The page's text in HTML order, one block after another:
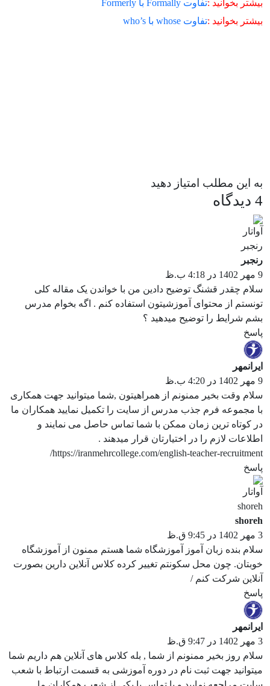
بیشتر بخوانید :تفاوت Formally با Formerly
بیشتر بخوانید :تفاوت whose با who’s
به این مطلب امتیاز دهید
4 دیدگاه
رنجبر
9 مهر 1402 در 4:18 ب.ظ
سلام چقدر قشنگ توضیح دادین من با خواندن یک مقاله کلی
تونستم از محتوای آموزشیتون استفاده کنم . اگه بخوام مدرس
بشم شرایط را توضیح میدهید ؟
پاسخ
ایرانمهر
9 مهر 1402 در 4:20 ب.ظ
سلام وقت بخیر ممنونم از همراهیتون ,شما میتوانید جهت همکاری
با مجموعه فرم جذب مدرس از سایت را تکمیل نمایید همکاران ما
در کوتاه ترین زمان ممکن با شما تماس حاصل می نمایند و
اطلاعات لازم را در اختیارتان قرار میدهند .
https://iranmehrcollege.com/english-teacher-recruitment/
پاسخ
shoreh
3 مهر 1402 در 9:45 ق.ظ
سلام بنده زبان آموز آموزشگاه شما هستم ممنون از آموزشگاه
خوبتان. چون محل سکونتم تغییر کرده کلاس آنلاین دارین بصورت
آنلاین شرکت کنم /
پاسخ
ایرانمهر
3 مهر 1402 در 9:47 ق.ظ
سلام روز بخیر ممنونم از شما , بله کلاس های آنلاین هم داریم شما
میتوانید جهت ثبت نام در دوره آموزشی به قسمت ارتباط با شعب